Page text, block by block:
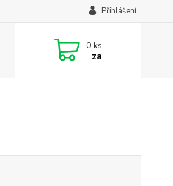
Přihlášení
0 ks
za